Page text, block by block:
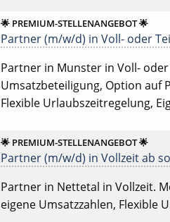
🌟 PREMIUM-STELLENANGEBOT 🌟
Partner (m/w/d) in Voll- oder
Partner in Munster in Voll-
Umsatzbeteiligung, Option auf
Flexible Urlaubszeitregelung,
🌟 PREMIUM-STELLENANGEBOT 🌟
Partner (m/w/d) in Vollzeit ab
Partner in Nettetal in Vollzeit.
eigene Umsatzzahlen, Flexible